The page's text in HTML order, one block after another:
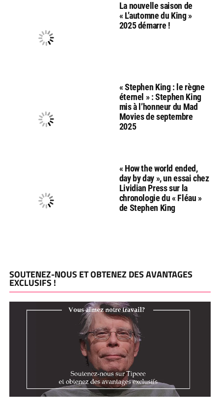
La nouvelle saison de
« L’automne du King »
2025 démarre !
« Stephen King : le règne
éternel » : Stephen King
mis à l’honneur du Mad
Movies de septembre
2025
« How the world ended,
day by day », un essai chez
Lividian Press sur la
chronologie du « Fléau »
de Stephen King
SOUTENEZ-NOUS ET OBTENEZ DES AVANTAGES
EXCLUSIFS !